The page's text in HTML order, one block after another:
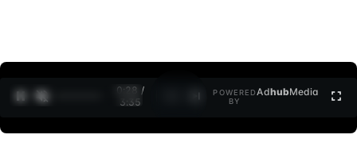
0:29 /
3:35
POWERED
BY
AdhubMedia